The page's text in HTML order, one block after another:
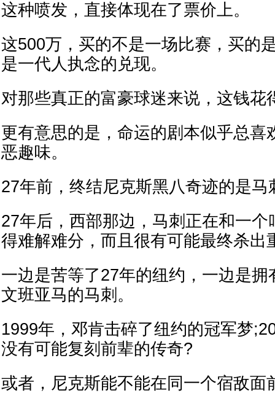
这种喷发，直接体现在了票价上。
这500万，买的不是一场比赛，买的
是一代人执念的兑现。
对那些真正的富豪球迷来说，这钱花
更有意思的是，命运的剧本似乎总喜
恶趣味。
27年前，终结尼克斯黑八奇迹的是马
27年后，西部那边，马刺正在和一个
得难解难分，而且很有可能最终杀出
一边是苦等了27年的纽约，一边是拥
文班亚马的马刺。
1999年，邓肯击碎了纽约的冠军梦
没有可能复刻前辈的传奇?
或者，尼克斯能不能在同一个宿敌面